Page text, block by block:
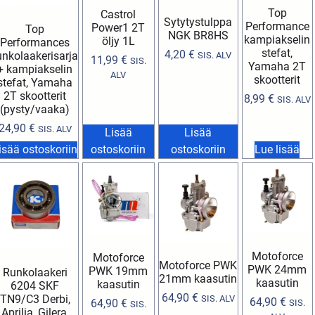
Top
Performances
kampiakselin
Yamaha
2T skootterit
(pysty/vaaka)
€ SIS. ALV
ostoskoriin
Castrol
Power1 2T
öljy 1L
11,99 € SIS.
ALV
Lisää
ostoskoriin
Sytytystulppa
NGK BR8HS
4,20€ SIS. ALV
Lisää
ostoskoriin
Top
Performance
kampiakselin
stefat,
Yamaha 2T
skootterit
8,99 € SIS. ALV
Lue lisää
Runkolaakeri
6204 SKF
TN9/C3 Derbi,
Motoforce
PWK 19mm
kaasutin
64,90 € SIS.
Motoforce PWK
21mm kaasutin
64,90 € SIS. ALV
Motoforce
PWK 24mm
kaasutin
64,90 € SIS.